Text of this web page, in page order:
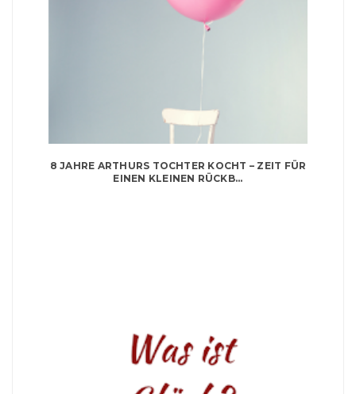
8 JAHRE ARTHURS TOCHTER KOCHT – ZEIT FÜR
EINEN KLEINEN RÜCKB...